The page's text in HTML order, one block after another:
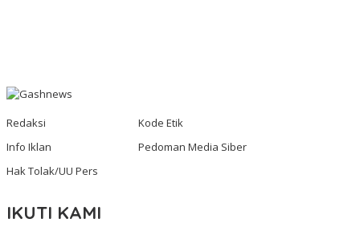
Redaksi
Kode Etik
Info Iklan
Pedoman Media Siber
Hak Tolak/UU Pers
IKUTI KAMI